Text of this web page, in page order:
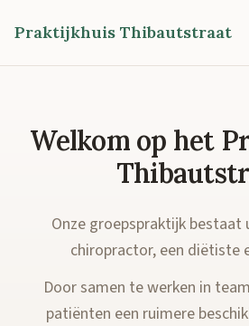
Praktijkhuis Thibautstraat
Welkom op het
Onze groepspraktijk bestaat
chiropractor, een diëtiste
Door samen te werken in
patiënten een ruimere